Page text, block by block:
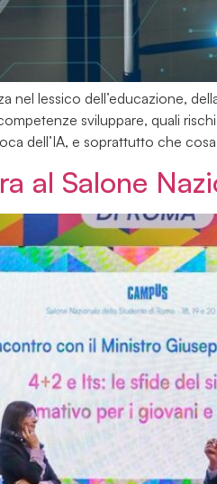
nel lessico dell’educazione,
sviluppare, quali
dell’IA, e soprattutto che
al Salone